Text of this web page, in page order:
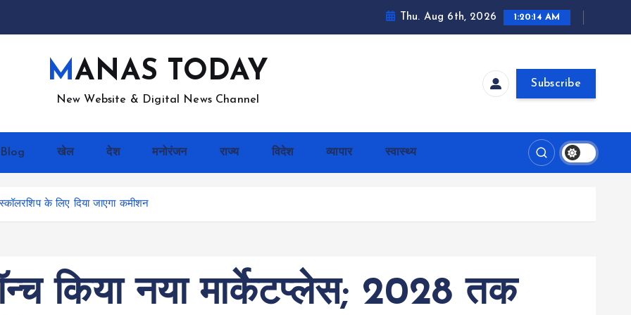
Thu. Aug 6th, 2026 1:20:15 AM
MANAS TODAY
New Website & Digital News Channel
Subscribe
Blog खेल देश मनोरंजन राज्य विदेश व्यापार स्वास्थ्य
के लिए दिया जाएगा कमीशन
किया नया मार्केटप्लेस; 2028 तक